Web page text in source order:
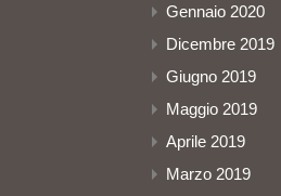
Gennaio 2020
Dicembre 2019
Giugno 2019
Maggio 2019
Aprile 2019
Marzo 2019